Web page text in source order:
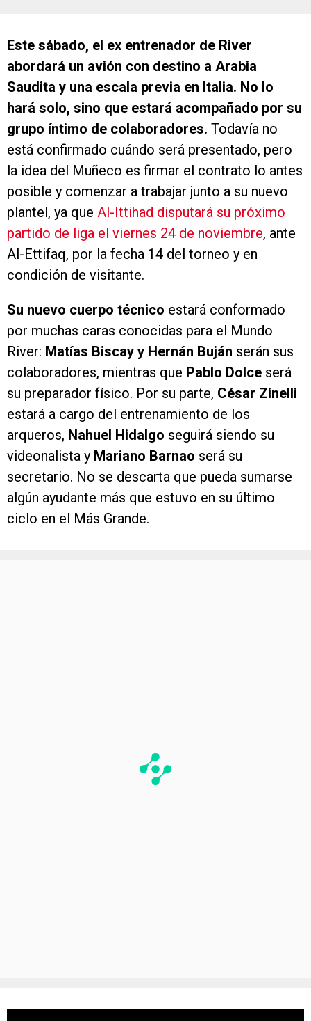
Este sábado, el ex entrenador de River
abordará un avión con destino a Arabia
Saudita y una escala previa en Italia. No lo
hará solo, sino que estará acompañado por su
grupo íntimo de colaboradores. Todavía no
está confirmado cuándo será presentado, pero
la idea del Muñeco es firmar el contrato lo antes
posible y comenzar a trabajar junto a su nuevo
plantel, ya que Al-Ittihad disputará su próximo
partido de liga el viernes 24 de noviembre, ante
Al-Ettifaq, por la fecha 14 del torneo y en
condición de visitante.
Su nuevo cuerpo técnico estará conformado
por muchas caras conocidas para el Mundo
River: Matías Biscay y Hernán Buján serán sus
colaboradores, mientras que Pablo Dolce será
su preparador físico. Por su parte, César Zinelli
estará a cargo del entrenamiento de los
arqueros, Nahuel Hidalgo seguirá siendo su
videonalista y Mariano Barnao será su
secretario. No se descarta que pueda sumarse
algún ayudante más que estuvo en su último
ciclo en el Más Grande.